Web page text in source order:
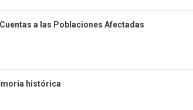
a las Poblaciones Afectadas
histórica